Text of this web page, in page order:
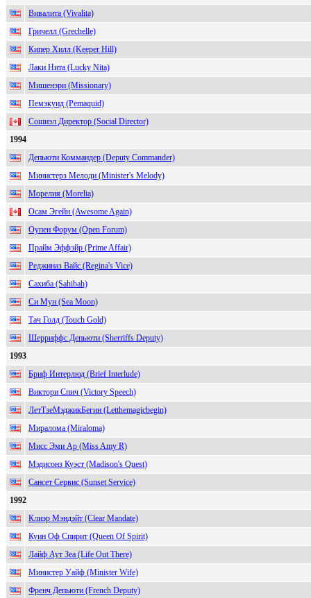
Вивалита (Vivalita)
Гричелл (Grechelle)
Кипер Хилл (Keeper Hill)
Лаки Нита (Lucky Nita)
Мишенэри (Missionary)
Пемэкуид (Pemaquid)
Сошиэл Директор (Social Director)
1994
Депьюти Коммандер (Deputy Commander)
Министерз Мелоди (Minister's Melody)
Морелия (Morelia)
Осам Эгейн (Awesome Again)
Оупен Форум (Open Forum)
Прайм Эффэйр (Prime Affair)
Реджиназ Вайс (Regina's Vice)
Сахиба (Sahibah)
Си Мун (Sea Moon)
Тач Голд (Touch Gold)
Шерриффс Депьюти (Sherriffs Deputy)
1993
Бриф Интерлюд (Brief Interlude)
Виктори Спич (Victory Speech)
ЛетТзеМэджикБегин (Letthemagicbegin)
Миралома (Miraloma)
Мисс Эми Ар (Miss Amy R)
Мэдисонз Куэст (Madison's Quest)
Сансет Сервис (Sunset Service)
1992
Клиэр Мэндэйт (Clear Mandate)
Куин Оф Спирит (Queen Of Spirit)
Лайф Аут Зеа (Life Out There)
Министер Уайф (Minister Wife)
Френч Депьюти (French Deputy)